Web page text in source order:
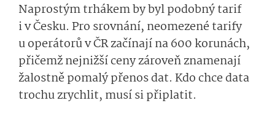
Naprostým trhákem by byl podobný tarif
i v Česku. Pro srovnání, neomezené tarify
u operátorů v ČR začínají na 600 korunách,
přičemž nejnižší ceny zároveň znamenají
žalostně pomalý přenos dat. Kdo chce data
trochu zrychlit, musí si připlatit.